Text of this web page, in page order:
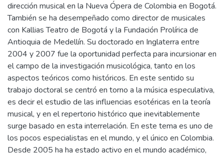
dirección musical en la Nueva Ópera de Colombia en Bogotá.
También se ha desempeñado como director de musicales
con Kallias Teatro de Bogotá y la Fundación Prolírica de
Antioquia de Medellín. Su doctorado en Inglaterra entre
2004 y 2007 fue la oportunidad perfecta para incursionar en
el campo de la investigación musicológica, tanto en los
aspectos teóricos como históricos. En este sentido su
trabajo doctoral se centró en torno a la música especulativa,
es decir el estudio de las influencias esotéricas en la teoría
musical, y en el repertorio histórico que inevitablemente
surge basado en esta interrelación. En este tema es uno de
los pocos especialistas en el mundo, y el único en Colombia.
Desde 2005 ha ha estado activo en el mundo académico,